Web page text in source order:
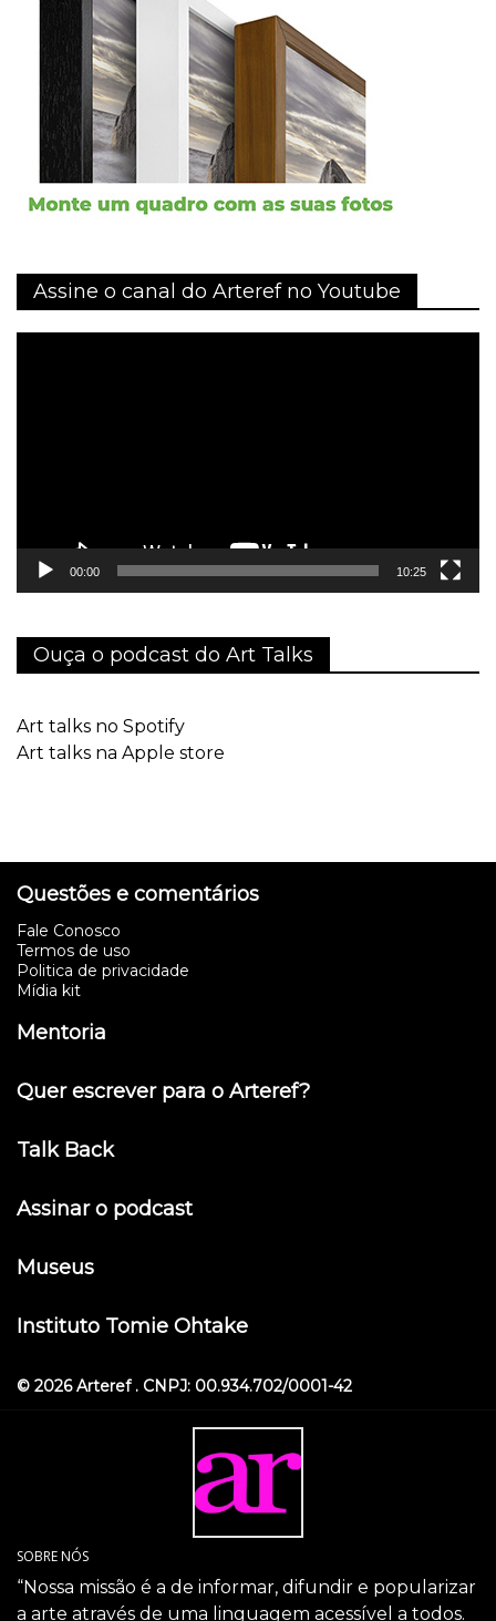
Assine o canal do Arteref no Youtube
00:00 10:25
Ouça o podcast do Art Talks
Art talks no Spotify
Art talks na Apple store
Questões e comentários
Fale Conosco
Termos de uso
Politica de privacidade
Mídia kit
Mentoria
Quer escrever para o Arteref?
Talk Back
Assinar o podcast
Museus
Instituto Tomie Ohtake
© 2026 Arteref . CNPJ: 00.934.702/0001-42
SOBRE NÓS
“Nossa missão é a de informar, difundir e popularizar
a arte através de uma linguagem acessível a todos.